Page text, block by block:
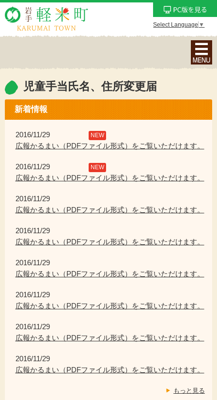
Select Language ▼
ナ
ビ
ョ
ン
ニ
を
児童手当氏名、住所変更届
新着情報
2016/11/29 NEW
広報かるまい（PDFファイル形式）をご覧いただけます。
2016/11/29 NEW
広報かるまい（PDFファイル形式）をご覧いただけます。
2016/11/29
広報かるまい（PDFファイル形式）をご覧いただけます。
2016/11/29
広報かるまい（PDFファイル形式）をご覧いただけます。
2016/11/29
広報かるまい（PDFファイル形式）をご覧いただけます。
2016/11/29
広報かるまい（PDFファイル形式）をご覧いただけます。
2016/11/29
広報かるまい（PDFファイル形式）をご覧いただけます。
2016/11/29
広報かるまい（PDFファイル形式）をご覧いただけます。
もっと見る